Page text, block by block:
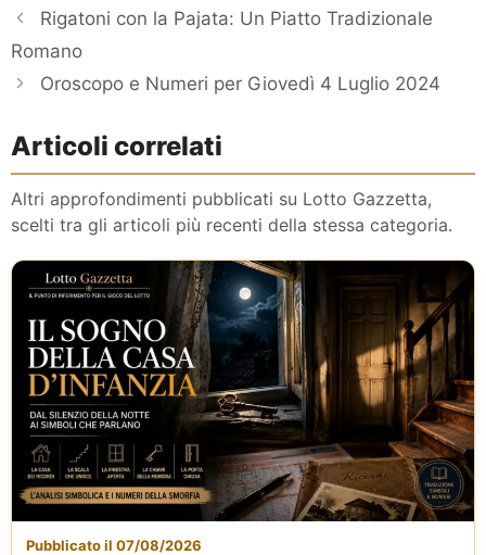
Rigatoni con la Pajata: Un Piatto Tradizionale
Romano
Oroscopo e Numeri per Giovedì 4 Luglio 2024
Articoli correlati
Altri approfondimenti pubblicati su Lotto Gazzetta,
scelti tra gli articoli più recenti della stessa categoria.
Pubblicato il 07/08/2026